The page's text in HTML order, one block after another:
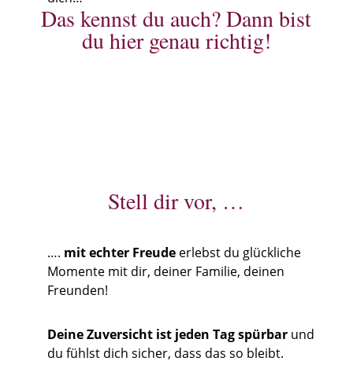
Das kennst du auch? Dann bist
du hier genau richtig!
Stell dir vor, …
…. mit echter Freudeerlebst du glückliche
Momente mit dir, deiner Familie, deinen
Freunden!
Deine Zuversicht ist jeden Tag spürbarund
du fühlst dich sicher, dass das so bleibt.